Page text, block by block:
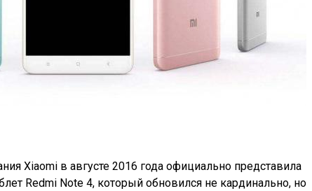
Xiaomi в августе 2016 года официально представила
Redmi Note 4, который обновился не кардинально, но